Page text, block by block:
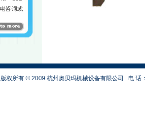
版权所有 © 2009 杭州奥贝玛机械设备有限公司 电 话